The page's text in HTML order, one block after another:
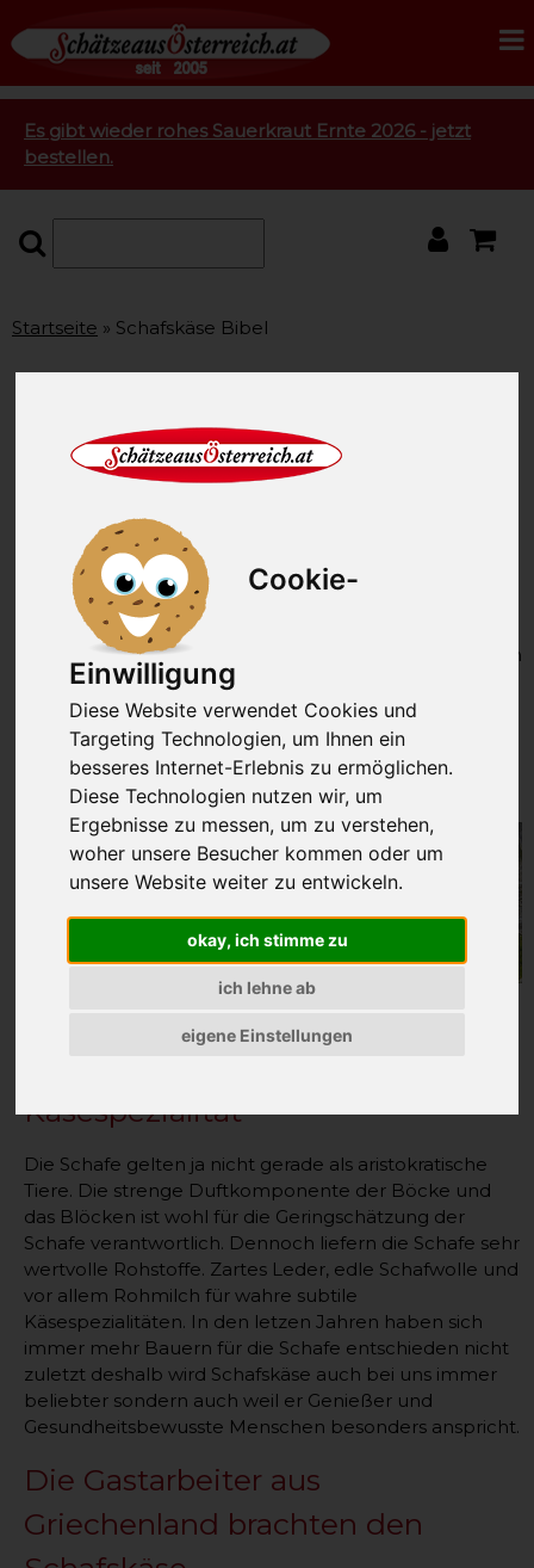
Cookie-
Einwilligung
Diese Website verwendet Cookies und
Targeting Technologien, um Ihnen ein
besseres Internet-Erlebnis zu ermöglichen.
Diese Technologien nutzen wir, um
Ergebnisse zu messen, um zu verstehen,
woher unsere Besucher kommen oder um
unsere Website weiter zu entwickeln.
okay, ich stimme zu
ich lehne ab
eigene Einstellungen
Es gibt wieder rohes Sauerkraut Ernte 2026 - jetzt
bestellen.
Startseite Schafskäse Bibel
Schafskäse hat wieder
Saison
Beginn der Saison müssen die Hartkäse Sorten noch
reifen. Der Frischkäse schmeckt schon wieder
ausgezeichnet nach Frühling. Im langen Winter ist die
Milch eher mager aber jetzt im Frühling kommt das
frische Gras und damit kommt auch der Geschmack
der Gräser und Kräuter. Bis in den Herbst wird die Milch
jetzt richtig schön fett und das schmeckt man am
Käse, der sich dabei auch in der Konsistenz verändert.
» Schafskäse kaufen bei Schätze aus
Österreich
Schafskäse ist nicht nur Feta
Käsespezialität
Die Schafe gelten ja nicht gerade als aristokratische
Tiere. Die strenge Duftkomponente der Böcke und
das Blöcken ist wohl für die Geringschätzung der
Schafe verantwortlich. Dennoch liefern die Schafe sehr
wertvolle Rohstoffe. Zartes Leder, edle Schafwolle und
vor allem Rohmilch für wahre subtile
Käsespezialitäten. In den letzen Jahren haben sich
immer mehr Bauern für die Schafe entschieden nicht
zuletzt deshalb wird Schafskäse auch bei uns immer
beliebter sondern auch weil er Genießer und
Gesundheitsbewusste Menschen besonders anspricht.
Die Gastarbeiter aus
Griechenland brachten den